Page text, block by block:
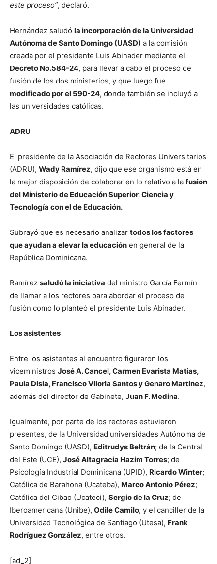
este proceso”, declaró.
Hernández saludó la incorporación de la Universidad
Autónoma de Santo Domingo (UASD) a la comisión
creada por el presidente Luis Abinader mediante el
Decreto No.584-24, para llevar a cabo el proceso de
fusión de los dos ministerios, y que luego fue
modificado por el 590-24, donde también se incluyó a
las universidades católicas.
ADRU
El presidente de la Asociación de Rectores Universitarios
(ADRU), Wady Ramírez, dijo que ese organismo está en
la mejor disposición de colaborar en lo relativo a la fusión
del Ministerio de Educación Superior, Ciencia y
Tecnología con el de Educación.
Subrayó que es necesario analizar todos los factores
que ayudan a elevar la educación en general de la
República Dominicana.
Ramírez saludó la iniciativa del ministro García Fermín
de llamar a los rectores para abordar el proceso de
fusión como lo planteó el presidente Luis Abinader.
Los asistentes
Entre los asistentes al encuentro figuraron los
viceministros José A. Cancel, Carmen Evarista Matías,
Paula Disla, Francisco Viloria Santos y Genaro Martínez,
además del director de Gabinete, Juan F. Medina.
Igualmente, por parte de los rectores estuvieron
presentes, de la Universidad universidades Autónoma de
Santo Domingo (UASD), Editrudys Beltrán; de la Central
del Este (UCE), José Altagracia Hazim Torres; de
Psicología Industrial Dominicana (UPID), Ricardo Winter;
Católica de Barahona (Ucateba), Marco Antonio Pérez;
Católica del Cibao (Ucateci), Sergio de la Cruz; de
Iberoamericana (Unibe), Odile Camilo, y el canciller de la
Universidad Tecnológica de Santiago (Utesa), Frank
Rodríguez González, entre otros.
[ad_2]